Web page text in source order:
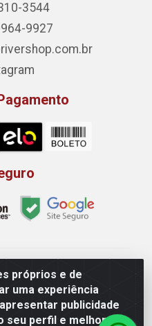
próprios e de
uma experiência
publicidade
seu perfil e melhorar a
3544
9927
LTDA - Rodovia
LT 16 - Bairro Jardim
75.045-190 - CNPJ
0002-40